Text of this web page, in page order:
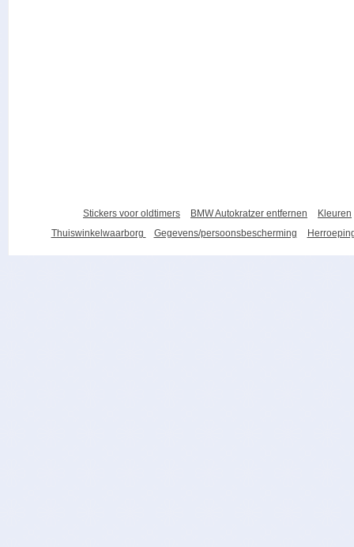
Stickers voor oldtimers BMW Autokratzer entfernen
Kleuren
Thuiswinkelwaarborg
Gegevens/persoonsbescherming